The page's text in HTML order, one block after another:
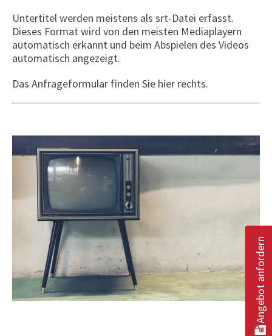
Untertitel werden meistens als srt-Datei erfasst.
Dieses Format wird von den meisten Mediaplayern
automatisch erkannt und beim Abspielen des Videos
automatisch angezeigt.
Das Anfrageformular finden Sie hier rechts.
Angebot anfordern